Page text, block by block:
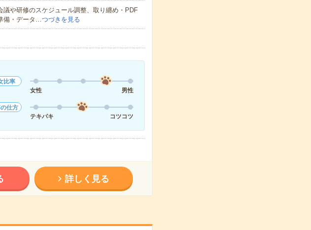
や研修のスケジュール調整、取り纏め・PDF
備・データ…つづきを見る
比率
女性
男性
仕方
テキパキ
コツコツ
詳しく見る